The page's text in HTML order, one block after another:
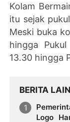
Kolam
itu sejak
Meski buka
hingga
13.30 hingga
BERITA
Logo